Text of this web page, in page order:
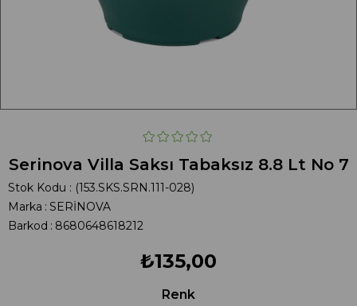
Serinova Villa Saksı Tabaksız 8.8 Lt No 7
Stok Kodu
(153.SKS.SRN.111-028)
Marka : SERİNOVA
Barkod : 8680648618212
₺135,00
Renk